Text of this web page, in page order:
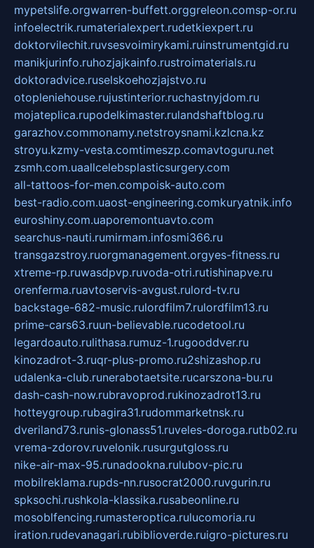
mypetslife.orgwarren-buffett.orggreleon.comsp-or.ru
infoelectrik.rumaterialexpert.rudetkiexpert.ru
doktorvilechit.ruvsesvoimirykami.ruinstrumentgid.ru
manikjurinfo.ruhozjajkainfo.rustroimaterials.ru
doktoradvice.ruselskoehozjajstvo.ru
otopleniehouse.rujustinterior.ruchastnyjdom.ru
mojateplica.rupodelkimaster.rulandshaftblog.ru
garazhov.commonamy.netstroysnami.kzlcna.kz
stroyu.kzmy-vesta.comtimeszp.comavtoguru.net
zsmh.com.uaallcelebsplasticsurgery.com
all-tattoos-for-men.compoisk-auto.com
best-radio.com.uaost-engineering.comkuryatnik.info
euroshiny.com.uaporemontuavto.com
searchus-nauti.rumirmam.infosmi366.ru
transgazstroy.ruorgmanagement.orgyes-fitness.ru
xtreme-rp.ruwasdpvp.ruvoda-otri.rutishinapve.ru
orenferma.ruavtoservis-avgust.rulord-tv.ru
backstage-682-music.rulordfilm7.rulordfilm13.ru
prime-cars63.ruun-believable.rucodetool.ru
legardoauto.rulithasa.rumuz-1.rugooddver.ru
kinozadrot-3.ruqr-plus-promo.ru2shizashop.ru
udalenka-club.runerabotaetsite.rucarszona-bu.ru
dash-cash-now.rubravoprod.rukinozadrot13.ru
hotteygroup.rubagira31.rudommarketnsk.ru
dveriland73.runis-glonass51.ruveles-doroga.rutb02.ru
vrema-zdorov.ruvelonik.rusurgutgloss.ru
nike-air-max-95.runadookna.rulubov-pic.ru
mobilreklama.rupds-nn.rusocrat2000.ruvgurin.ru
spksochi.rushkola-klassika.rusabeonline.ru
mosoblfencing.rumasteroptica.rulucomoria.ru
iration.rudevanagari.rubiblioverde.ruigro-pictures.ru